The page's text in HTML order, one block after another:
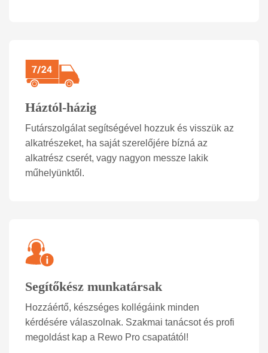
Háztól-házig
Futárszolgálat segítségével hozzuk és visszük az
alkatrészeket, ha saját szerelőjére bízná az
alkatrész cserét, vagy nagyon messze lakik
műhelyünktől.
Segítőkész munkatársak
Hozzáértő, készséges kollégáink minden
kérdésére válaszolnak. Szakmai tanácsot és profi
megoldást kap a Rewo Pro csapatától!